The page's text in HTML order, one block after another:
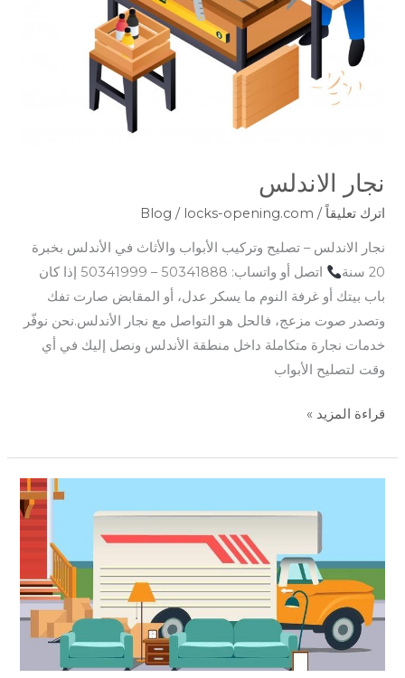
نجار الاندلس
اترك تعليقاً /
Blog / locks-opening.com
نجار الاندلس – تصليح وتركيب الأبواب والأثاث في الأندلس بخبرة
20 سنة
اتصل أو واتساب: 50341888 – 50341999 إذا كان
باب بيتك أو غرفة النوم ما يسكر عدل، أو المقابض صارت تفك
وتصدر صوت مزعج، فالحل هو التواصل مع نجار الأندلس.نحن نوفّر
خدمات نجارة متكاملة داخل منطقة الأندلس ونصل إليك في أي
وقت لتصليح الأبواب
قراءة المزيد »